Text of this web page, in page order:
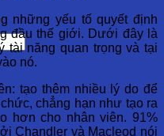
những yếu tố quyết định
đầu thế giới. Dưới đây là
tài năng quan trọng và tại
nó.
tạo thêm nhiều lý do để
chẳng hạn như tạo ra
hơn cho nhân viên. 91%
Chandler và Macleod nói